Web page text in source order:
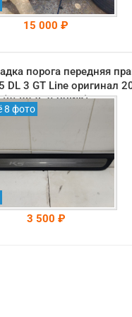
15 000 ₽
складе: Раменское
-->
порога передняя
DL 3 GT Line оригинал
8 фото
3 500 ₽